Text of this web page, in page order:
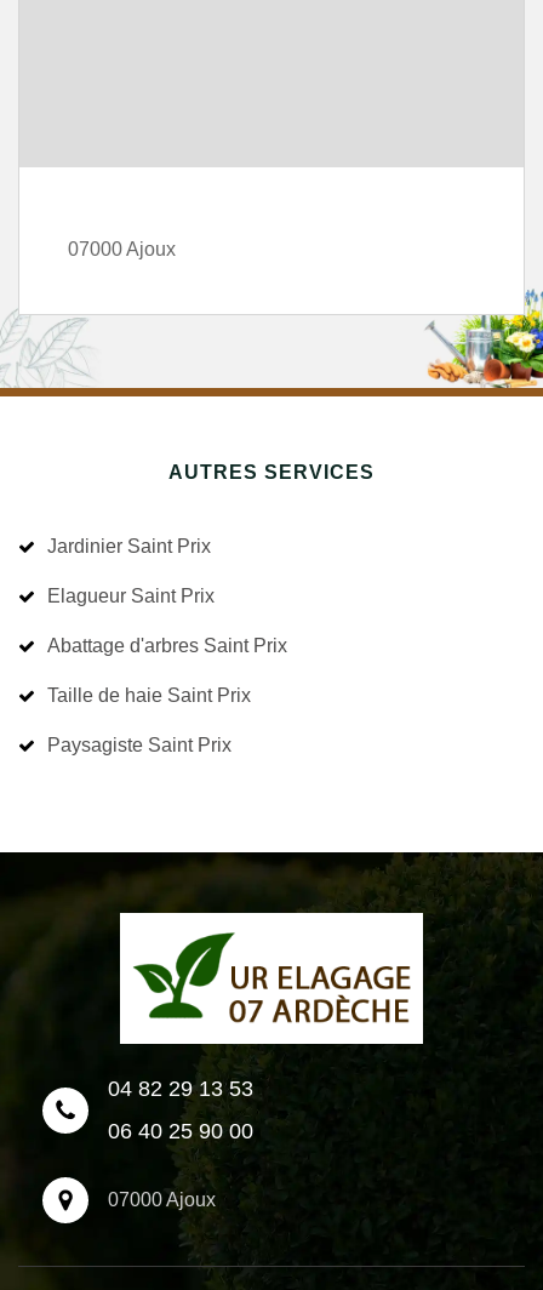
07000 Ajoux
AUTRES SERVICES
Jardinier Saint Prix
Elagueur Saint Prix
Abattage d'arbres Saint Prix
Taille de haie Saint Prix
Paysagiste Saint Prix
04 82 29 13 53
06 40 25 90 00
07000 Ajoux